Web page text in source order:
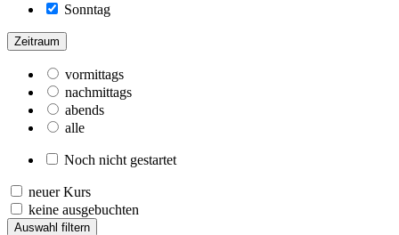
Sonntag
Zeitraum
vormittags
nachmittags
abends
alle
Noch nicht gestartet
neuer Kurs
keine ausgebuchten
Auswahl filtern